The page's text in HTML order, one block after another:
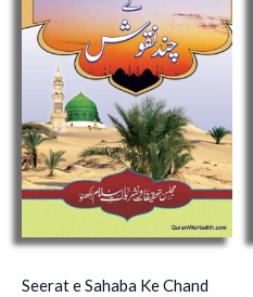
Seerat e Sahaba Ke Chand